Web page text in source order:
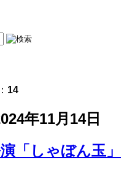
14
年11月14日
「しゃぼん玉」